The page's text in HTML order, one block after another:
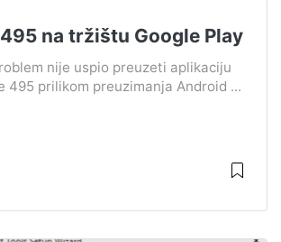
na tržištu Google Play
nije uspio preuzeti aplikaciju
495 prilikom preuzimanja Android ...